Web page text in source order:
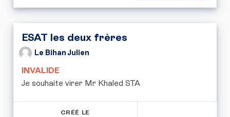
ESAT les deux frères
Le Bihan Julien
INVALIDE
Je souhaite virer Mr Khaled STA
CRÉÉ LE